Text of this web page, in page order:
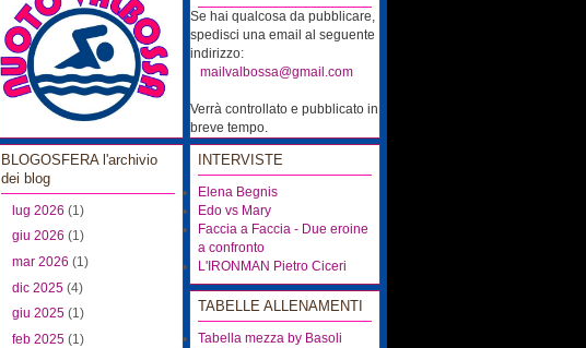
BLOGOSFERA l'archivio
dei blog
lug 2026 (1)
giu 2026 (1)
mar 2026 (1)
dic 2025 (4)
giu 2025 (1)
feb 2025 (1)
Se hai qualcosa da pubblicare,
spedisci una email al seguente
indirizzo:
mailvalbossa@gmail.com
Verrà controllato e pubblicato in
breve tempo.
INTERVISTE
Elena Begnis
Edo vs Mary
Faccia a Faccia - Due eroine
a confronto
L'IRONMAN Pietro Ciceri
TABELLE ALLENAMENTI
Tabella mezza by Basoli